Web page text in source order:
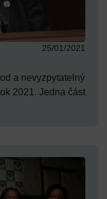
25/01/2021
a nevyzpytatelný
2021. Jedna část